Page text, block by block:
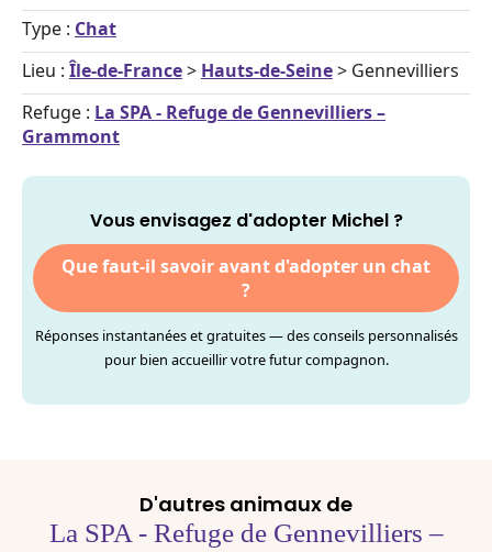
Type : Chat
Lieu : Île-de-France> Hauts-de-Seine> Gennevilliers
Refuge : La SPA - Refuge de Gennevilliers –
Grammont
Vous envisagez d'adopter Michel ?
Que faut-il savoir avant d'adopter un chat
?
Réponses instantanées et gratuites — des conseils personnalisés
pour bien accueillir votre futur compagnon.
D'autres animaux de
La SPA - Refuge de Gennevilliers –